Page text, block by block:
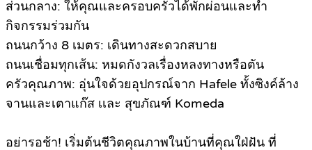
ส่วนกลาง: ให้คุณและครอบครัวได้พักผ่อนและทำ
กิจกรรมร่วมกัน
ถนนกว้าง 8 เมตร: เดินทางสะดวกสบาย
ถนนเชื่อมทุกเส้น: หมดกังวลเรื่องหลงทางหรือตัน
ครัวคุณภาพ: อุ่นใจด้วยอุปกรณ์จาก Hafele ทั้งซิงค์ล้าง
จานและเตาแก๊ส เเละ สุขภัณฑ์ Komeda
อย่ารอช้า! เริ่มต้นชีวิตคุณภาพในบ้านที่คุณใฝ่ฝัน ที่